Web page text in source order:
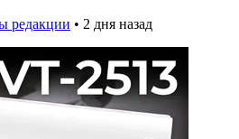
редакции • 2 дня назад